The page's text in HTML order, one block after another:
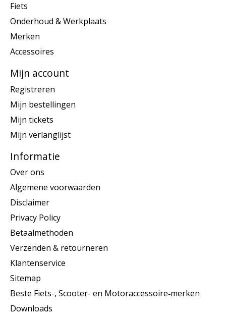
Fiets
Onderhoud & Werkplaats
Merken
Accessoires
Mijn account
Registreren
Mijn bestellingen
Mijn tickets
Mijn verlanglijst
Informatie
Over ons
Algemene voorwaarden
Disclaimer
Privacy Policy
Betaalmethoden
Verzenden & retourneren
Klantenservice
Sitemap
Beste Fiets-, Scooter- en Motoraccessoire‑merken
Downloads